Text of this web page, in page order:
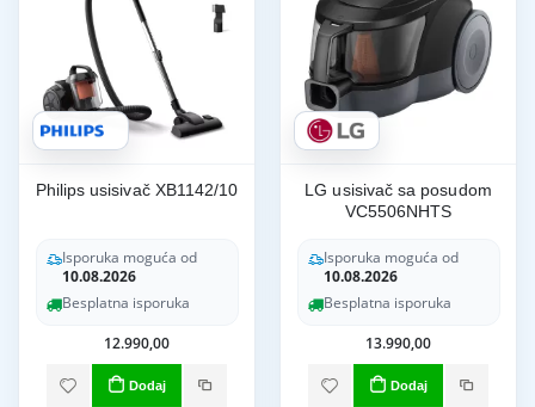
Philips usisivač XB1142/10
Isporuka moguća od
10.08.2026
Besplatna isporuka
12.990,00
Dodaj
LG usisivač sa posudom
VC5506NHTS
Isporuka moguća od
10.08.2026
Besplatna isporuka
13.990,00
Dodaj